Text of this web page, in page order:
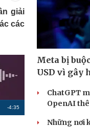
Thông tin doanh nghiệp
Doanh nghiệp 24h
Doanh nhân
Tư vấn
check-in
giải
các
R
-4:35
Meta bị
USD vì gây
ChatGPT
OpenAI
Những nơi